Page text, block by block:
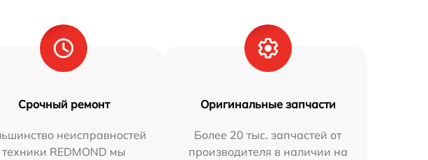
Срочный ремонт
неисправностей
техники REDMOND мы
Оригинальные запчасти
Более 20 тыс. запчастей от
производителя в наличии на